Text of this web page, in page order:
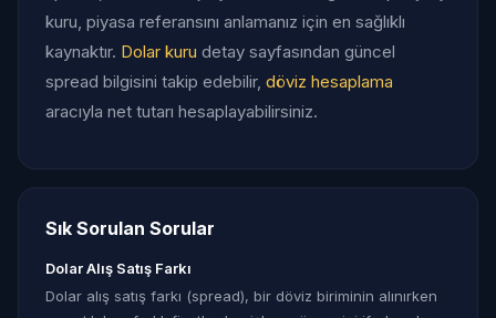
kuru, piyasa referansını anlamanız için en sağlıklı
kaynaktır. Dolar kuru detay sayfasından güncel
spread bilgisini takip edebilir, döviz hesaplama
aracıyla net tutarı hesaplayabilirsiniz.
Sık Sorulan Sorular
Dolar Alış Satış Farkı
Dolar alış satış farkı (spread), bir döviz biriminin alınırken